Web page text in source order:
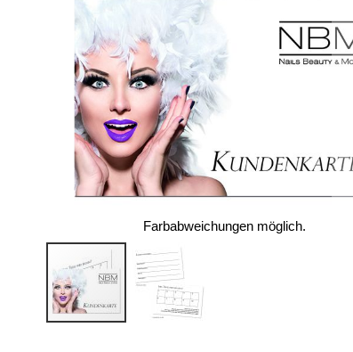
Farbabweichungen möglich.